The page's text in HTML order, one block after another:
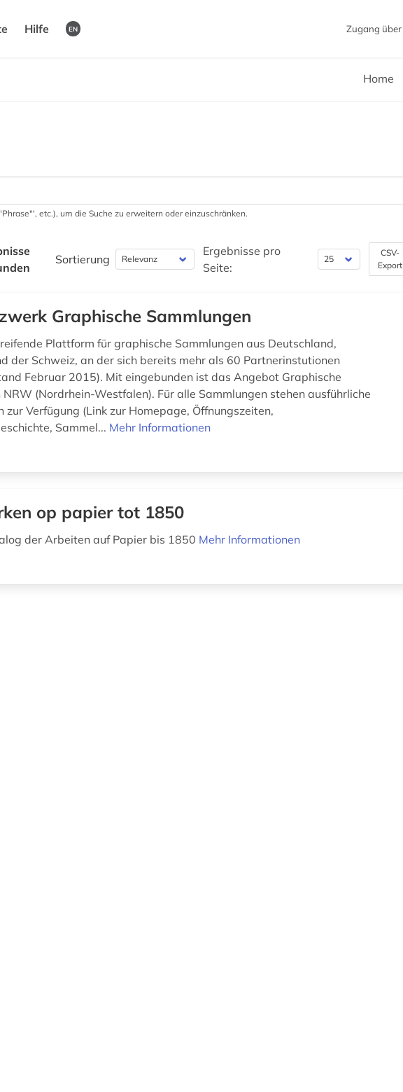
Hilfe EN
Zugang über
Home
etc.), um die Suche zu erweitern oder einzuschränken.
Sortierung
Ergebnisse pro
Seite:
CSV-
Export
Graphische Sammlungen
Plattform für graphische Sammlungen aus Deutschland,
der Schweiz, an der sich bereits mehr als 60 Partnerinstutionen
Februar 2015). Mit eingebunden ist das Angebot Graphische
NRW (Nordrhein-Westfalen). Für alle Sammlungen stehen ausführliche
zur Verfügung (Link zur Homepage, Öffnungszeiten,
Sammel... Mehr Informationen
op papier tot 1850
der Arbeiten auf Papier bis 1850 Mehr Informationen